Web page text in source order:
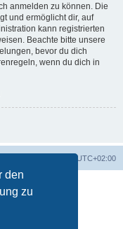
den
zu
anmelden zu können. Die
und ermöglicht dir, auf
kann registrierten
Beachte bitte unsere
bevor du dich
wenn du dich in
UTC+02:00